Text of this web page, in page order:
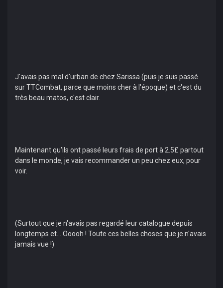
J'avais pas mal d'urban de chez Sarissa (puis je suis passé
sur TTCombat, parce que moins cher à l'époque) et c'est du
très beau matos, c'est clair.
Maintenant qu'ils ont passé leurs frais de port à 2.5£ partout
dans le monde, je vais recommander un peu chez eux, pour
voir.
(Surtout que je n'avais pas regardé leur catalogue depuis
longtemps et... Ooooh ! Toute ces belles choses que je n'avais
jamais vue !)